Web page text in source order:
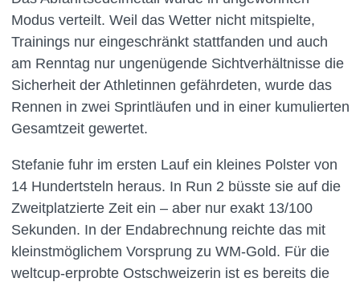
Modus verteilt. Weil das Wetter nicht mitspielte,
Trainings nur eingeschränkt stattfanden und auch
am Renntag nur ungenügende Sichtverhältnisse die
Sicherheit der Athletinnen gefährdeten, wurde das
Rennen in zwei Sprintläufen und in einer kumulierten
Gesamtzeit gewertet.
Stefanie fuhr im ersten Lauf ein kleines Polster von
14 Hundertsteln heraus. In Run 2 büsste sie auf die
Zweitplatzierte Zeit ein – aber nur exakt 13/100
Sekunden. In der Endabrechnung reichte das mit
kleinstmöglichem Vorsprung zu WM-Gold. Für die
weltcup-erprobte Ostschweizerin ist es bereits die